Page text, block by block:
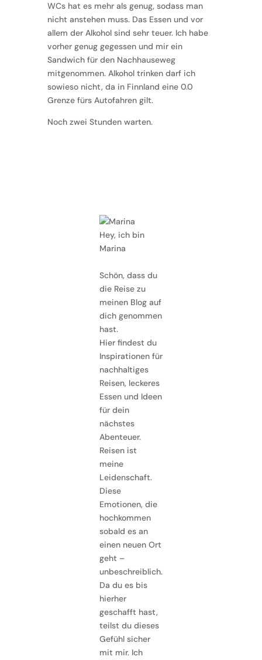
WCs hat es mehr als genug, sodass man
nicht anstehen muss. Das Essen und vor
allem der Alkohol sind sehr teuer. Ich habe
vorher genug gegessen und mir ein
Sandwich für den Nachhauseweg
mitgenommen. Alkohol trinken darf ich
sowieso nicht, da in Finnland eine 0.0
Grenze fürs Autofahren gilt.
Noch zwei Stunden warten.
Hey, ich bin
Marina
Schön, dass du
die Reise zu
meinen Blog auf
dich genommen
hast.
Hier findest du
Inspirationen für
nachhaltiges
Reisen, leckeres
Essen und Ideen
für dein
nächstes
Abenteuer.
Reisen ist
meine
Leidenschaft.
Diese
Emotionen, die
hochkommen
sobald es an
einen neuen Ort
geht –
unbeschreiblich.
Da du es bis
hierher
geschafft hast,
teilst du dieses
Gefühl sicher
mit mir. Ich